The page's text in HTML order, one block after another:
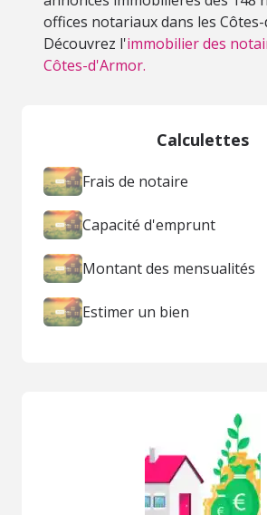
offices notariaux dans les
Découvrez l'immobilier des
Côtes-d'Armor.
Calculettes
Frais de notaire
Capacité d'emprunt
Montant des mensualités
Estimer un bien